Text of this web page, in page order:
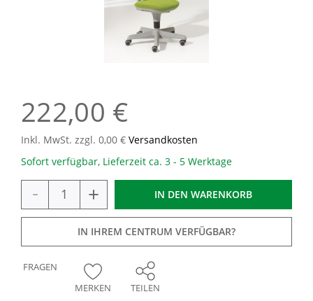
222,00 €
Inkl. MwSt. zzgl. 0,00 € Versandkosten
Sofort verfügbar, Lieferzeit ca. 3 - 5 Werktage
- + IN DEN WARENKORB
IN IHREM CENTRUM VERFÜGBAR?
FRAGEN
MERKEN
TEILEN